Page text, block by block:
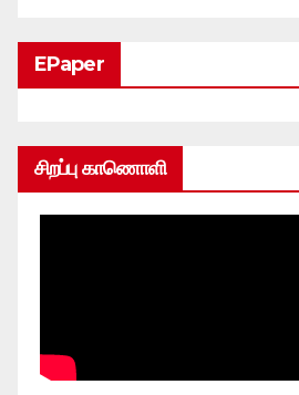
EPaper
சிறப்பு காணொளி